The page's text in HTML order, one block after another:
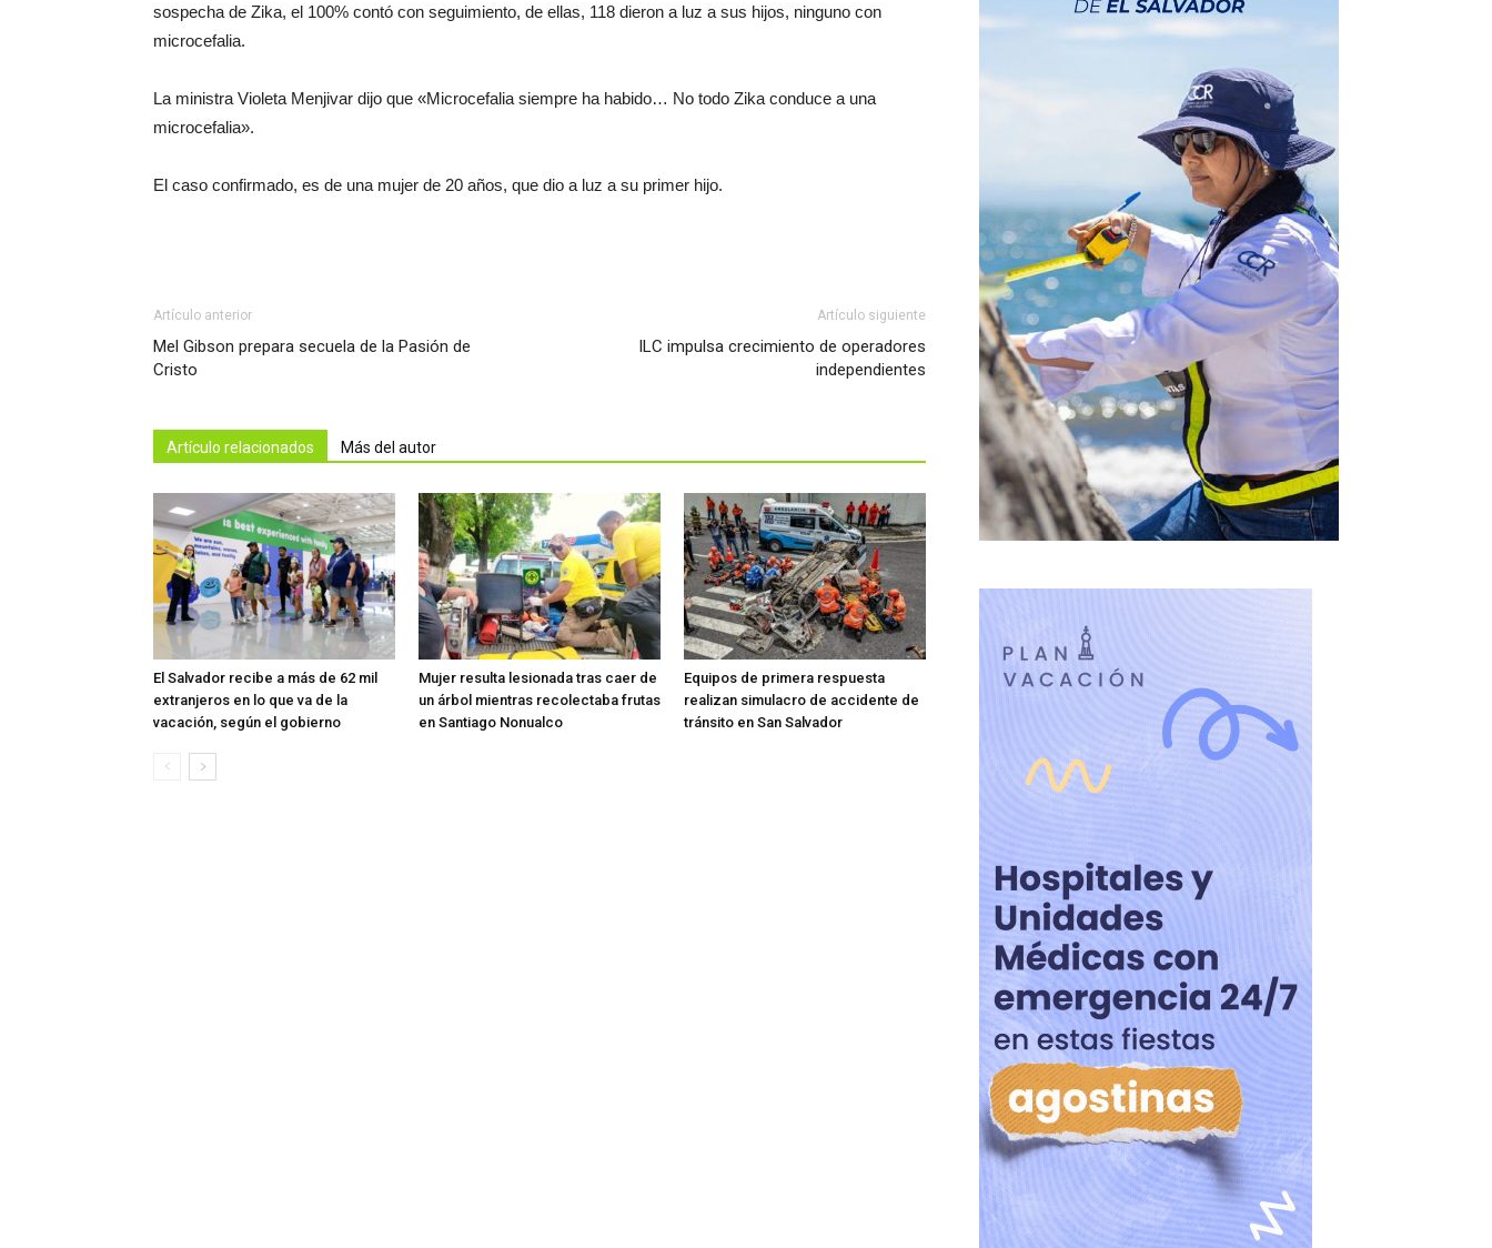
sospecha de Zika, el 100% contó con seguimiento, de ellas, 118 dieron a luz a sus hijos, ninguno con
microcefalia.
La ministra Violeta Menjivar dijo que «Microcefalia siempre ha habido… No todo Zika conduce a una
microcefalia».
El caso confirmado, es de una mujer de 20 años, que dio a luz a su primer hijo.
Artículo anterior
Mel Gibson prepara secuela de la Pasión de
Cristo
Artículo siguiente
ILC impulsa crecimiento de operadores
independientes
Artículo relacionados Más del autor
El Salvador recibe a más de 62 mil
extranjeros en lo que va de la
vacación, según el gobierno
Mujer resulta lesionada tras caer de
un árbol mientras recolectaba frutas
en Santiago Nonualco
Equipos de primera respuesta
realizan simulacro de accidente de
tránsito en San Salvador